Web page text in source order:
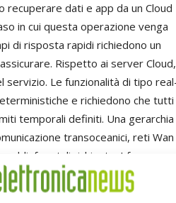
recuperare dati e app da un Cloud
in cui questa operazione venga
di risposta rapidi richiedono un
Rispetto ai server Cloud,
servizio. Le funzionalità di tipo
e richiedono che tutti
temporali definiti. Una gerarchia
transoceanici, reti Wan
tali richieste. I fog server
sfruttando la ridondanza.
costante aumento. Nel caso